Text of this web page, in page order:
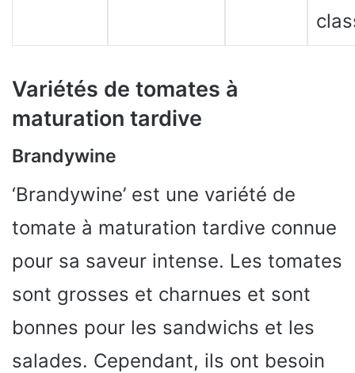
Variétés de tomates à
maturation tardive
Brandywine
‘Brandywine’ est une variété de
tomate à maturation tardive connue
pour sa saveur intense. Les tomates
sont grosses et charnues et sont
bonnes pour les sandwichs et les
salades. Cependant, ils ont besoin